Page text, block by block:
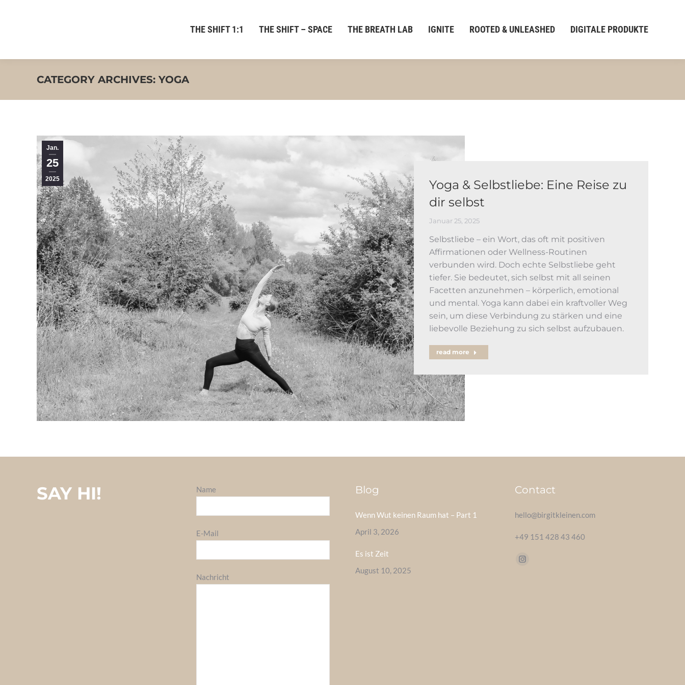
THE SHIFT 1:1 THE SHIFT – SPACE THE BREATH LAB IGNITE ROOTED & UNLEASHED DIGITALE PRODUKTE
CATEGORY ARCHIVES: YOGA
Jan.
25
2025
Yoga & Selbstliebe: Eine Reise zu
dir selbst
Januar 25, 2025
Selbstliebe – ein Wort, das oft mit positiven
Affirmationen oder Wellness-Routinen
verbunden wird. Doch echte Selbstliebe geht
tiefer. Sie bedeutet, sich selbst mit all seinen
Facetten anzunehmen – körperlich, emotional
und mental. Yoga kann dabei ein kraftvoller Weg
sein, um diese Verbindung zu stärken und eine
liebevolle Beziehung zu sich selbst aufzubauen.
read more
SAY HI! Name
E-Mail
Nachricht
Blog
Wenn Wut keinen Raum hat – Part 1
April 3, 2026
Es ist Zeit
August 10, 2025
Contact
hello@birgitkleinen.com
+49 151 428 43 460
Find us on:
Instagram